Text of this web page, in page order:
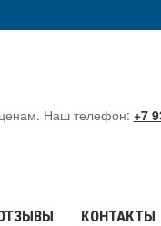
Наш телефон: +7
КОНТАКТЫ